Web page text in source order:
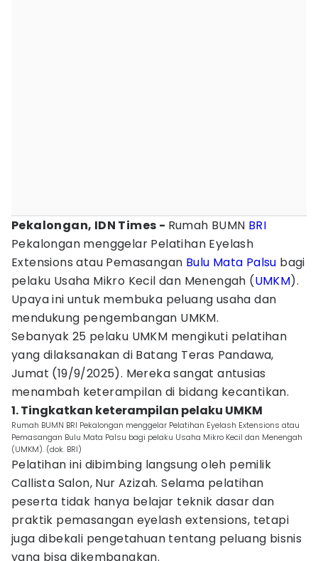
Pekalongan, IDN Times - Rumah BUMN BRI
Pekalongan menggelar Pelatihan Eyelash
Extensions atau Pemasangan Bulu Mata Palsu bagi
pelaku Usaha Mikro Kecil dan Menengah (UMKM).
Upaya ini untuk membuka peluang usaha dan
mendukung pengembangan UMKM.
Sebanyak 25 pelaku UMKM mengikuti pelatihan
yang dilaksanakan di Batang Teras Pandawa,
Jumat (19/9/2025). Mereka sangat antusias
menambah keterampilan di bidang kecantikan.
1. Tingkatkan keterampilan pelaku UMKM
Rumah BUMN BRI Pekalongan menggelar Pelatihan Eyelash Extensions atau
Pemasangan Bulu Mata Palsu bagi pelaku Usaha Mikro Kecil dan Menengah
(UMKM). (dok. BRI)
Pelatihan ini dibimbing langsung oleh pemilik
Callista Salon, Nur Azizah. Selama pelatihan
peserta tidak hanya belajar teknik dasar dan
praktik pemasangan eyelash extensions, tetapi
juga dibekali pengetahuan tentang peluang bisnis
yang bisa dikembangkan.